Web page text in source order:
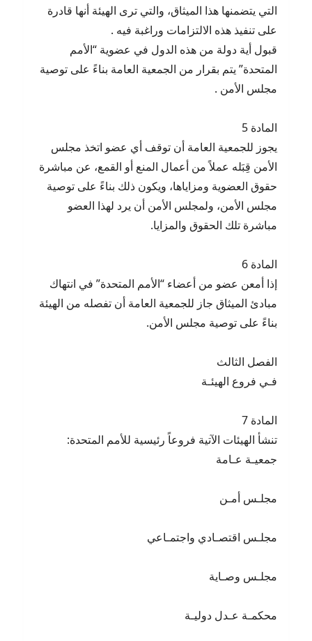
التي يتضمنها هذا الميثاق، والتي ترى الهيئة أنها قادرة
على تنفيذ هذه الالتزامات وراغبة فيه .
قبول أية دولة من هذه الدول في عضوية “الأمم
المتحدة” يتم بقرار من الجمعية العامة بناءً على توصية
مجلس الأمن .
المادة 5
يجوز للجمعية العامة أن توقف أي عضو اتخذ مجلس
الأمن قِبَله عملاً من أعمال المنع أو القمع، عن مباشرة
حقوق العضوية ومزاياها، ويكون ذلك بناءً على توصية
‏مجلس الأمن، ولمجلس الأمن أن يرد لهذا العضو
مباشرة تلك الحقوق والمزايا.
المادة 6
إذا أمعن عضو من أعضاء “الأمم المتحدة” في انتهاك
مبادئ الميثاق جاز للجمعية العامة أن تفصله من الهيئة
بناءً على توصية مجلس الأمن.
الفصل الثالث
فـي فروع الهيئـة
المادة 7
تنشأ الهيئات الآتية فروعاً رئيسية للأمم المتحدة:
جمعيـة عـامة
مجلـس أمـن
مجلـس اقتصـادي واجتمـاعي
مجلـس وصـاية
محكمـة عـدل دوليـة